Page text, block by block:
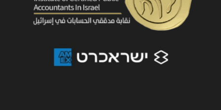
שליחה